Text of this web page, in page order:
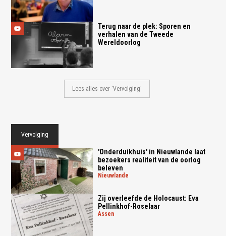
Terug naar de plek: Sporen en
verhalen van de Tweede
Wereldoorlog
Lees alles over 'Vervolging'
Vervolging
'Onderduikhuis' in Nieuwlande laat
bezoekers realiteit van de oorlog
beleven
nieuwlande
Zij overleefde de Holocaust: Eva
Pellinkhof-Roselaar
assen